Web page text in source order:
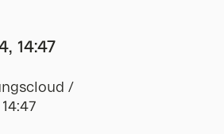
14:47